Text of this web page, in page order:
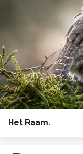
Het Raam.